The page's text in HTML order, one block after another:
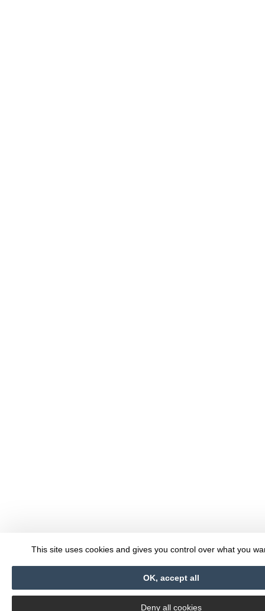
This site uses cookies and gives you control over what you
OK, accept all
Deny all cookies